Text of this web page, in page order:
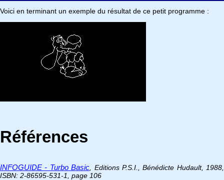
Voici en terminant un exemple du résultat de ce petit programme :
Références
INFOGUIDE - Turbo Basic , Editions P.S.I., Bénédicte Hudault, 1988,
ISBN: 2-86595-531-1, page 106